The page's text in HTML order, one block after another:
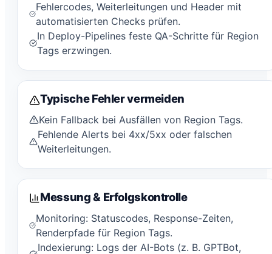
Fehlercodes, Weiterleitungen und Header mit
automatisierten Checks prüfen.
In Deploy-Pipelines feste QA-Schritte für Region
Tags erzwingen.
Typische Fehler vermeiden
Kein Fallback bei Ausfällen von Region Tags.
Fehlende Alerts bei 4xx/5xx oder falschen
Weiterleitungen.
Messung & Erfolgskontrolle
Monitoring: Statuscodes, Response-Zeiten,
Renderpfade für Region Tags.
Indexierung: Logs der AI-Bots (z. B. GPTBot,